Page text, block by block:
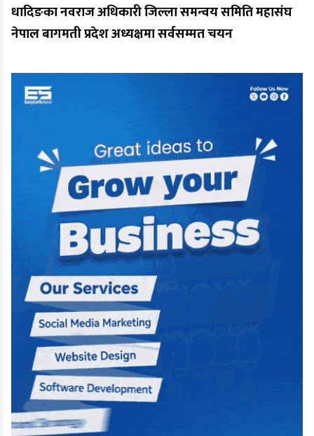
धादिङका नवराज अधिकारी जिल्ला समन्वय समिति महासंघ
नेपाल बागमती प्रदेश अध्यक्षमा सर्वसम्मत चयन